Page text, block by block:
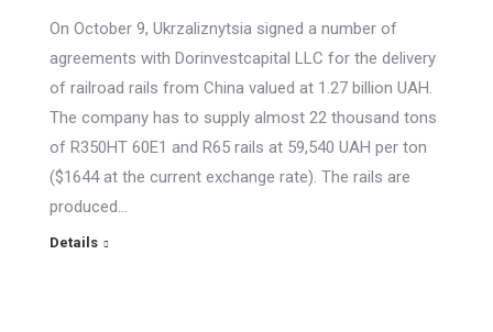
On October 9, Ukrzaliznytsia signed a number of
agreements with Dorinvestcapital LLC for the delivery
of railroad rails from China valued at 1.27 billion UAH.
The company has to supply almost 22 thousand tons
of R350HT 60E1 and R65 rails at 59,540 UAH per ton
($1644 at the current exchange rate). The rails are
produced…
Details